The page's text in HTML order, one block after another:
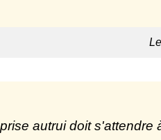
autrui doit s'attendre